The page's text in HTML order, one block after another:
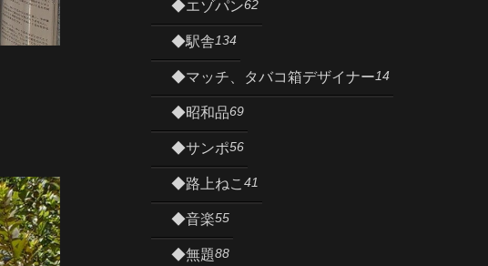
◆エゾパン62
◆駅舎134
◆マッチ、タバコ箱デザイナー14
◆昭和品69
◆サンポ56
◆路上ねこ 41
◆音楽55
◆無題88